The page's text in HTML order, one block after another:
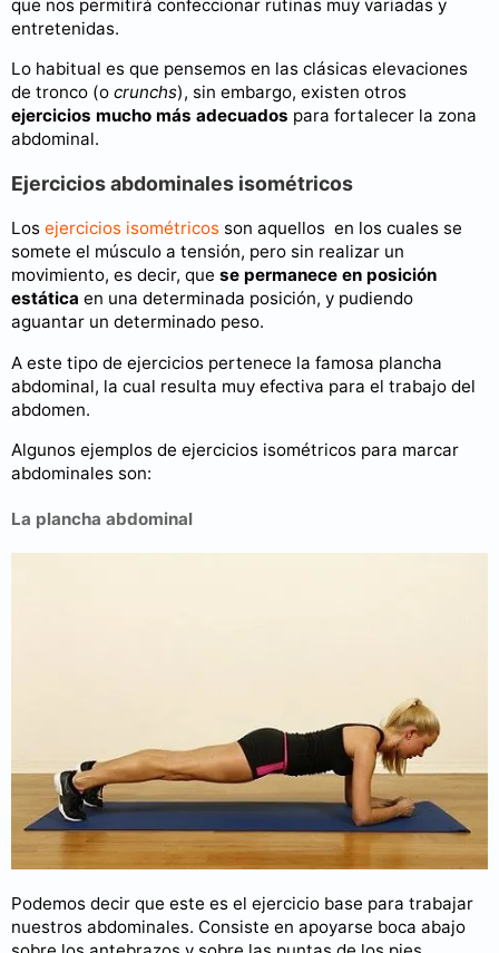
que nos permitirá confeccionar rutinas muy variadas y
entretenidas.
Lo habitual es que pensemos en las clásicas elevaciones
de tronco (o crunchs), sin embargo, existen otros
ejercicios mucho más adecuados para fortalecer la zona
abdominal.
Ejercicios abdominales isométricos
Los ejercicios isométricos son aquellos en los cuales se
somete el músculo a tensión, pero sin realizar un
movimiento, es decir, que se permanece en posición
estática en una determinada posición, y pudiendo
aguantar un determinado peso.
A este tipo de ejercicios pertenece la famosa plancha
abdominal, la cual resulta muy efectiva para el trabajo del
abdomen.
Algunos ejemplos de ejercicios isométricos para marcar
abdominales son:
La plancha abdominal
Podemos decir que este es el ejercicio base para trabajar
nuestros abdominales. Consiste en apoyarse boca abajo